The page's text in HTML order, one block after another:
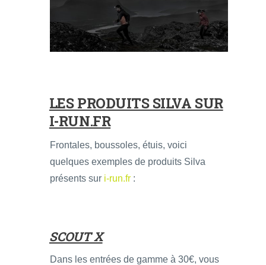
LES PRODUITS SILVA SUR
I-RUN.FR
Frontales, boussoles, étuis, voici
quelques exemples de produits Silva
présents sur i-run.fr :
SCOUT X
Dans les entrées de gamme à 30€, vous